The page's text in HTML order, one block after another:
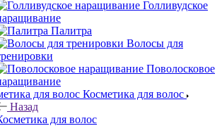
Голливудское
Палитра
Волосы для
Поволосковое
Косметика для волос
Назад
для волос